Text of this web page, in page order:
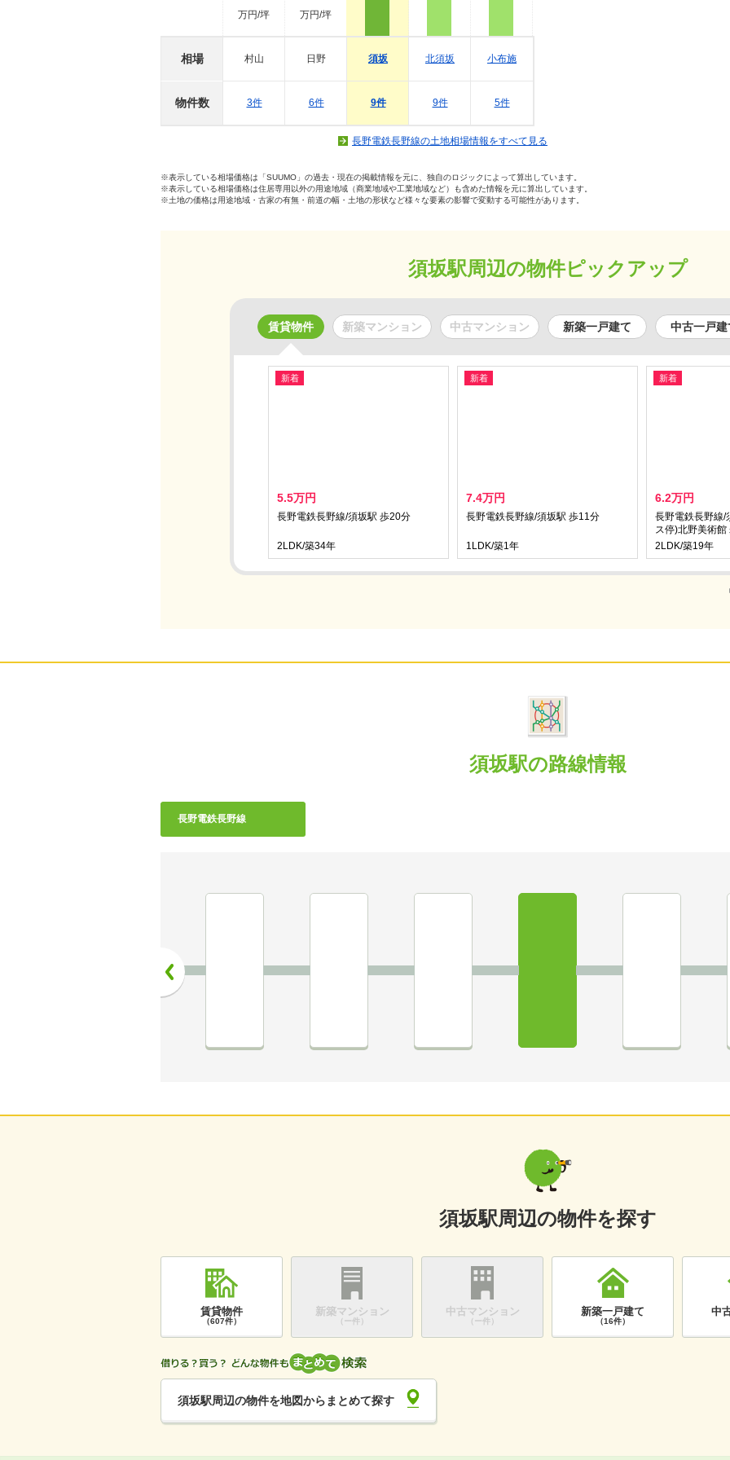
相場
物件数
万円/坪
村山
3件
万円/坪
日野
6件
須坂
9件
北須坂
9件
小布施
5件
長野電鉄長野線の土地相場情報をすべて見る
※表示している相場価格は「SUUMO」の過去・現在の掲載情報を元に、独自のロジックによって算出しています。
※表示している相場価格は住居専用以外の用途地域（商業地域や工業地域など）も含めた情報を元に算出しています。
※土地の価格は用途地域・古家の有無・前道の幅・土地の形状など様々な要素の影響で変動する可能性があります。
須坂駅周辺の物件ピックアップ
賃貸物件 新築マンション 中古マンション 新築一戸建て 中古一戸建
新着
5.5万円
長野電鉄長野線/須坂駅 歩20分
2LDK/築34年
新着
7.4万円
長野電鉄長野線/須坂駅 歩11分
1LDK/築1年
新着
6.2万円
長野電鉄長野線/
ス停)北野美術
2LDK/築19年
須坂駅の路線情報
長野電鉄長野線
須坂駅周辺の物件を探す
賃貸物件
（607件）
新築マンション
（ー件）
中古マンション
（ー件）
新築一戸建て
（16件）
中
須坂駅周辺の物件を地図からまとめて探す